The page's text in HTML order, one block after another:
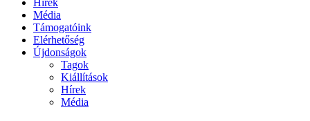
Hírek
Média
Támogatóink
Elérhetőség
Újdonságok
Tagok
Kiállítások
Hírek
Média